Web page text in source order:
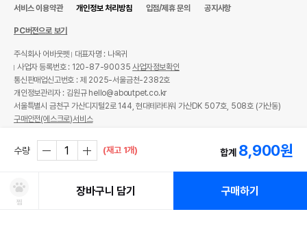
수량 (재고 1개) 합계 8,900원
찜
장바구니 담기 구매하기
서비스 이용약관 개인정보 처리방침 입점/제휴 문의 공지사항
PC버전으로 보기
주식회사 어바웃펫
대표자명 : 나옥귀
사업자 등록번호 : 120-87-90035사업자정보확인
통신판매업신고번호 : 제 2025-서울금천-2382호
개인정보관리자 : 김원규 hello@aboutpet.co.kr
서울특별시 금천구 가산디지털2로 144, 현대테라타워 가산DK 507호, 508호 (가산동)
구매안전(에스크로)서비스